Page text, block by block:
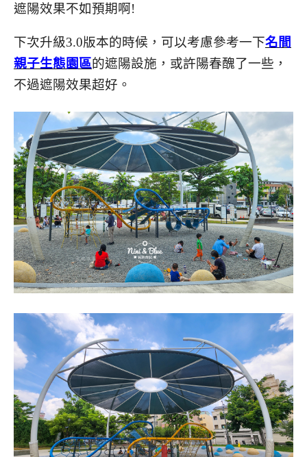
遮陽效果不如預期啊!
下次升級3.0版本的時候，可以考慮參考一下名間
親子生態園區的遮陽設施，或許陽春醜了一些，
不過遮陽效果超好。